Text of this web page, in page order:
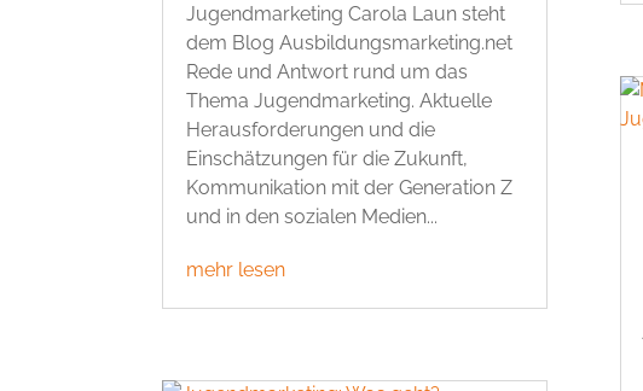
Jugendmarketing Carola Laun steht
dem Blog Ausbildungsmarketing.net
Rede und Antwort rund um das
Thema Jugendmarketing. Aktuelle
Herausforderungen und die
Einschätzungen für die Zukunft,
Kommunikation mit der Generation Z
und in den sozialen Medien...
mehr lesen